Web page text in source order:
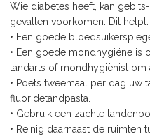
Wie diabetes heeft, kan
gevallen voorkomen. Dit helpt:
• Een goede
• Een goede mondhygiëne is
tandarts of mondhygiënist om
• Poets tweemaal per dag uw
fluoridetandpasta.
• Gebruik een zachte
• Reinig daarnaast de ruimten